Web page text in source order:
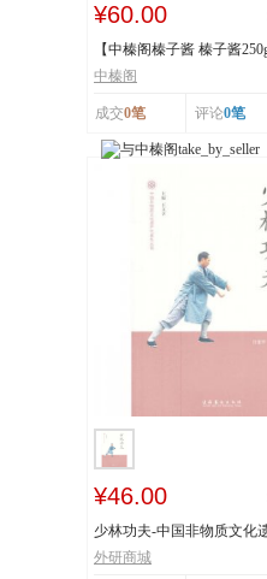
¥60.00
【中榛阁榛子酱 榛子酱
工艺 榛香浓...
中榛阁
成交0笔 评论0笔
¥46.00
少林功夫-中国非物质文化
书
外研商城